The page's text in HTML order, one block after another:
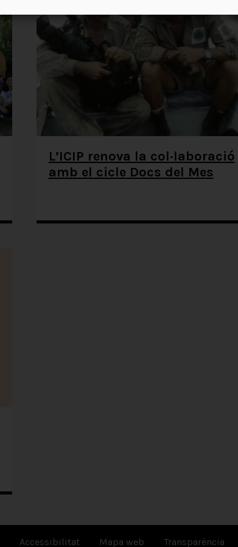
L’ICIP renova la col·laboració
amb el cicle Docs del Mes
Accessibilitat Mapa web Transparència